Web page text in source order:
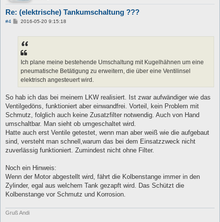
Re: (elektrische) Tankumschaltung ???
#4
B
a
g
2016-05-20 9:15:18
Ich plane meine bestehende Umschaltung mit Kugelhähnen um eine
pneumatische Betätigung zu erweitern, die über eine Ventilinsel
elektrisch angesteuert wird.
So hab ich das bei meinem LKW realisiert. Ist zwar aufwändiger wie das
Ventilgedöns, funktioniert aber einwandfrei. Vorteil, kein Problem mit
Schmutz, folglich auch keine Zusatzfilter notwendig. Auch von Hand
umschaltbar. Man sieht ob umgeschaltet wird.
Hatte auch erst Ventile getestet, wenn man aber weiß wie die aufgebaut
sind, versteht man schnell,warum das bei dem Einsatzzweck nicht
zuverlässig funktioniert. Zumindest nicht ohne Filter.
Noch ein Hinweis:
Wenn der Motor abgestellt wird, fährt die Kolbenstange immer in den
Zylinder, egal aus welchem Tank gezapft wird. Das Schützt die
Kolbenstange vor Schmutz und Korrosion.
Gruß Andi